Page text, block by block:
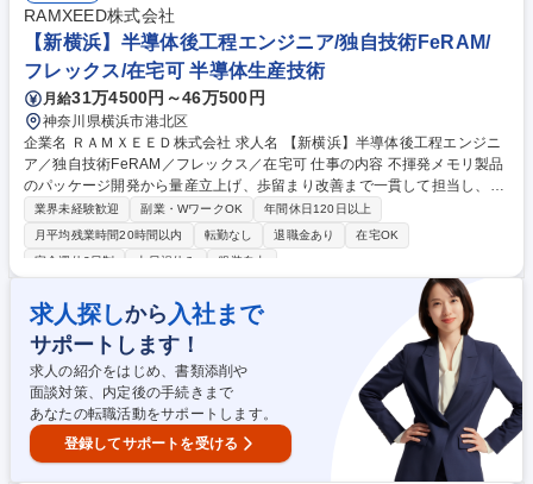
調整・コミュニケーション ★国内案件に加え、海外拠点と連携して進める
プロジェクトに携わる機会もあり、グローバルな視点で事業課題の解決に
取り組んでいただきます。 募集職種 【グローバルマーケティング(デジタ
ルマーケ領域)】週2在宅可/海外案件有
RAMXEED株式会社
【新横浜】半導体後工程エンジニア/独自技術FeRAM/
フレックス/在宅可 半導体生産技術
月給31万4500円～46万500円
神奈川県横浜市港北区
企業名 ＲＡＭＸＥＥＤ株式会社 求人名 【新横浜】半導体後工程エンジニ
ア／独自技術FeRAM／フレックス／在宅可 仕事の内容 不揮発メモリ製品
のパッケージ開発から量産立上げ、歩留まり改善まで一貫して担当し、後
工程技術の中核として製品価値向上と安定生産に貢献するポジションで
す。 ■新製品立ち上げに伴う図面検証および材料選定 ■PKG材料の信頼性
評価・検証の計画と実行 ■製造委託先（OSAT等）での技術的な立ち上げ
応および工程・歩留まり改善活動 ■委託先の工程能力検証を通じた品質管
理・安定生産支援 募集職種 【新横浜】半導体後工程エンジニア／独自技
術FeRAM／フレックス／在宅可
業界未経験歓迎 副業・WワークOK
年間休日120日以上
月平均残業時間20時間以内
転勤なし 退職金あり
在宅OK
完全週休2日制
土日祝休み 服装自由
求人探しから 入社まで
サポートします！
求人の紹介をはじめ、書類添削や
面談対策、内定後の手続きまで
あなたの転職活動をサポートします。
登録してサポートを受ける